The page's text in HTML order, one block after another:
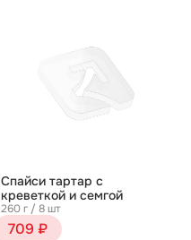
Спайси тартар с
креветкой и семгой
260 г / 8 шт
709 ₽